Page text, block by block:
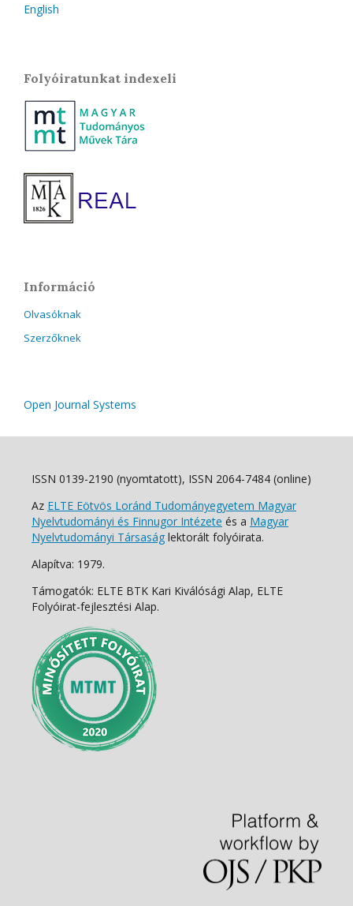
English
Folyóiratunkat indexeli
Információ
Olvasóknak
Szerzőknek
Open Journal Systems
ISSN 0139-2190 (nyomtatott), ISSN 2064-7484 (online)
Az ELTE Eötvös Loránd Tudományegyetem Magyar
Nyelvtudományi és Finnugor Intézete és a Magyar
Nyelvtudományi Társaság lektorált folyóirata.
Alapítva: 1979.
Támogatók: ELTE BTK Kari Kiválósági Alap, ELTE
Folyóirat-fejlesztési Alap.